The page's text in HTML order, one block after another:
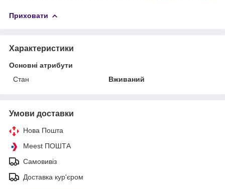
Приховати
Характеристики
Основні атрибути
Стан
Вживаний
Умови доставки
Нова Пошта
Meest ПОШТА
Самовивіз
Доставка кур'єром